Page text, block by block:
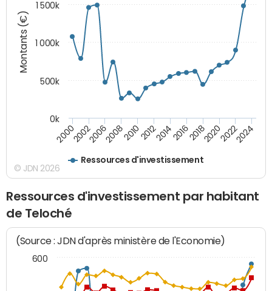
Montants (€)
Ressources d'investissement
200020022006200820102012201420162018202020222024
0k
500k
1 000k
1 500k
© JDN 2026
Ressources d'investissement par habitant
de Teloché
(Source : JDN d'après ministère de l'Economie)
600